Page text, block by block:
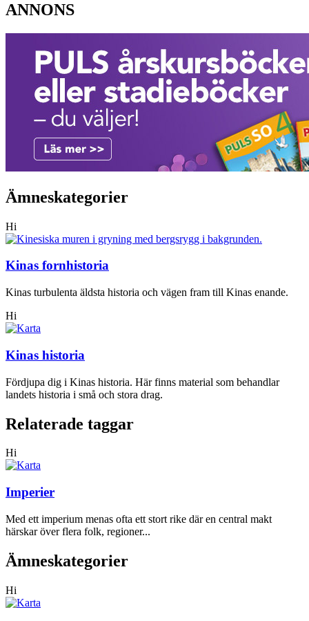
ANNONS
Ämneskategorier
Hi
Kinas fornhistoria
Kinas turbulenta äldsta historia och vägen fram till Kinas enande.
Hi
Kinas historia
Fördjupa dig i Kinas historia. Här finns material som behandlar
landets historia i små och stora drag.
Relaterade taggar
Hi
Imperier
Med ett imperium menas ofta ett stort rike där en central makt
härskar över flera folk, regioner...
Ämneskategorier
Hi